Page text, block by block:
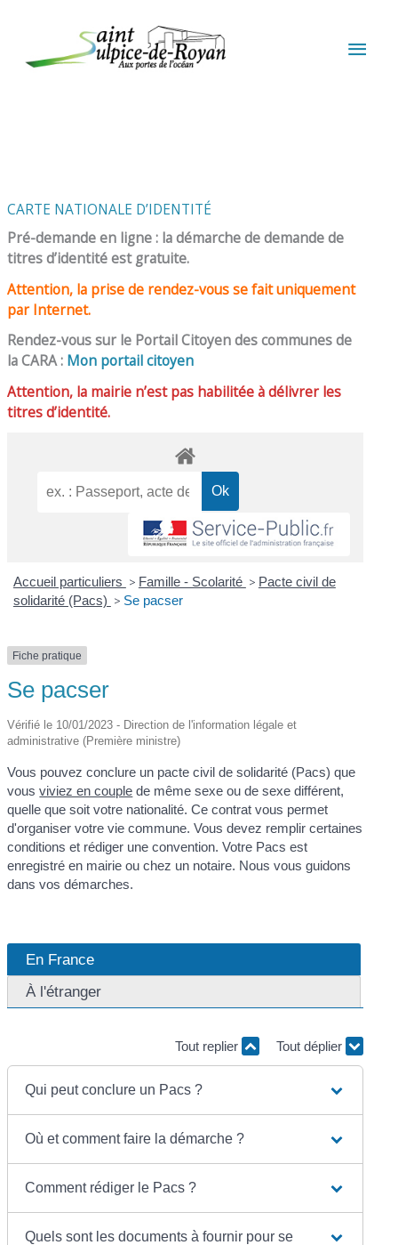
CARTE NATIONALE D’IDENTITÉ
Pré-demande en ligne : la démarche de demande de
titres d’identité est gratuite.
Attention, la prise de rendez-vous se fait uniquement
par Internet.
Rendez-vous sur le Portail Citoyen des communes de
la CARA : Mon portail citoyen
Attention, la mairie n’est pas habilitée à délivrer les
titres d’identité.
Accueil particuliers > Famille - Scolarité > Pacte civil de
solidarité (Pacs) > Se pacser
Fiche pratique
Se pacser
Vérifié le 10/01/2023 - Direction de l'information légale et
administrative (Première ministre)
Vous pouvez conclure un pacte civil de solidarité (Pacs) que
vousviviez en couple de même sexe ou de sexe différent,
quelle que soit votre nationalité. Ce contrat vous permet
d'organiser votre vie commune. Vous devez remplir certaines
conditions et rédiger une convention. Votre Pacs est
enregistré en mairie ou chez un notaire. Nous vous guidons
dans vos démarches.
En France
À l'étranger
Tout replier Tout déplier
Qui peut conclure un Pacs ?
Où et comment faire la démarche ?
Comment rédiger le Pacs ?
Quels sont les documents à fournir pour se